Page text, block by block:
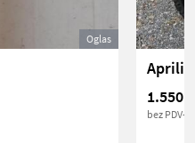
Oglas
Aprilia
1.550 €
bez PDV-a